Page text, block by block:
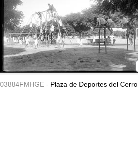
03884FMHGE - Plaza de Deportes del Cerro.